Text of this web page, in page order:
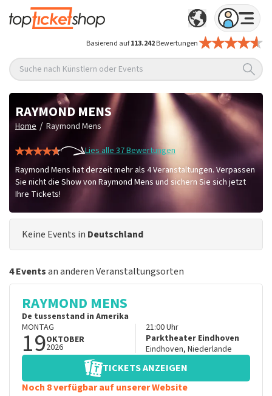
Basierend auf113.242Bewertungen
Suche nach Künstlern oder Events
RAYMOND MENS
Home / Raymond Mens
Lies alle 37 Bewertungen
Raymond Mens hat derzeit mehr als 4 Veranstaltungen. Verpassen
Sie nicht die Show von Raymond Mens und sichern Sie sich jetzt
Ihre Tickets!
Keine Events in Deutschland
4 Eventsan anderen Veranstaltungsorten
RAYMOND MENS
De tussenstand in Amerika
MONTAG
19OKTOBER
2026
21:00Uhr
Parktheater Eindhoven
Eindhoven, Niederlande
TICKETS ANZEIGEN
Noch 8 verfügbar auf unserer Website